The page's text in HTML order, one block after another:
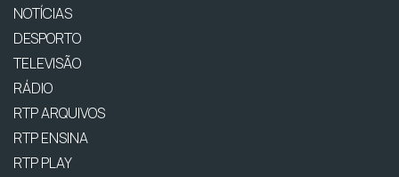
NOTÍCIAS
DESPORTO
TELEVISÃO
RÁDIO
RTP ARQUIVOS
RTP ENSINA
RTP PLAY